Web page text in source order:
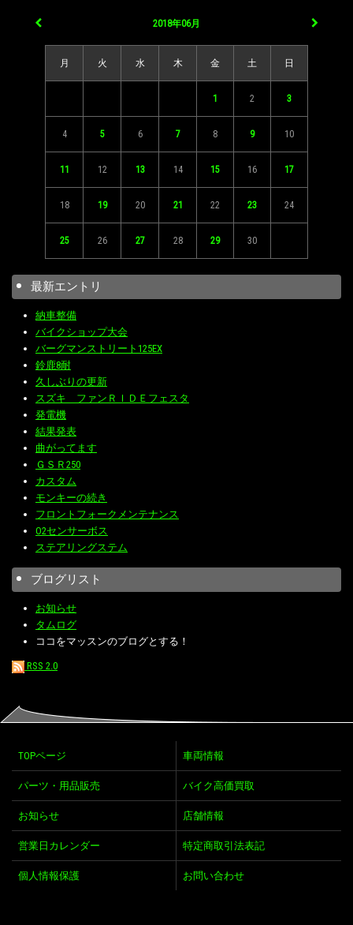
2018年06月
月 火 水 木 金 土 日
1 2 3
4 5 6 7 8 9 10
11 12 13 14 15 16 17
18 19 20 21 22 23 24
25 26 27 28 29 30
最新エントリ
納車整備
バイクショップ大会
バーグマンストリート125EX
鈴鹿8耐
久しぶりの更新
スズキ ファンＲＩＤＥフェスタ
発電機
結果発表
曲がってます
ＧＳＲ250
カスタム
モンキーの続き
フロントフォークメンテナンス
O2センサーボス
ステアリングステム
ブログリスト
お知らせ
タムログ
ココをマッスンのブログとする！
RSS 2.0
TOPページ 車両情報
パーツ・用品販売 バイク高価買取
お知らせ 店舗情報
営業日カレンダー 特定商取引法表記
個人情報保護 お問い合わせ